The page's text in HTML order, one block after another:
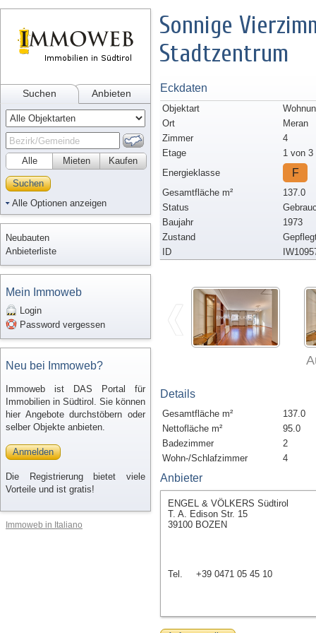
Suchen Anbieten
Alle Kaufen
Mieten
Suchen
Alle Optionen anzeigen
Neubauten
Anbieterliste
Mein Immoweb
Login
Password vergessen
Neu bei Immoweb?
Immoweb ist DAS Portal für
Immobilien in Südtirol. Sie können
hier Angebote durchstöbern oder
selber Objekte anbieten.
Anmelden
Die Registrierung bietet viele
Vorteile und ist gratis!
Immoweb in Italiano
Sonnige
Stadtzentrum
Eckdaten
Objektart
Ort
Meran
Zimmer
4
Etage
1 von 3
Energieklasse
F
Gesamtfläche m²
137.0
Status
Baujahr
1973
Zustand
ID
Details
Gesamtfläche m²
137.0
Nettofläche m²
95.0
Badezimmer
2
Wohn-/Schlafzimmer
4
Anbieter
ENGEL & VÖLKERS Südtirol
T. A. Edison Str. 15
39100 BOZEN
Tel. +39 0471 05 45 10